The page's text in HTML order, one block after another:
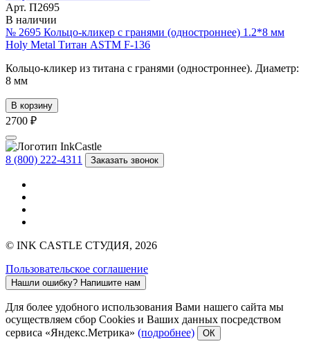
Арт. П2695
В наличии
№ 2695 Кольцо-кликер с гранями (одностроннее) 1.2*8 мм
Holy Metal Титан ASTM F-136
Кольцо-кликер из титана с гранями (одностроннее). Диаметр:
8 мм
В корзину
2700 ₽
8 (800) 222-4311 Заказать звонок
© INK CASTLE СТУДИЯ, 2026
Пользовательское соглашение
Нашли ошибку? Напишите нам
Для более удобного использования Вами нашего сайта мы
осуществляем сбор Cookies и Ваших данных посредством
сервиса «Яндекс.Метрика» (подробнее) ОК